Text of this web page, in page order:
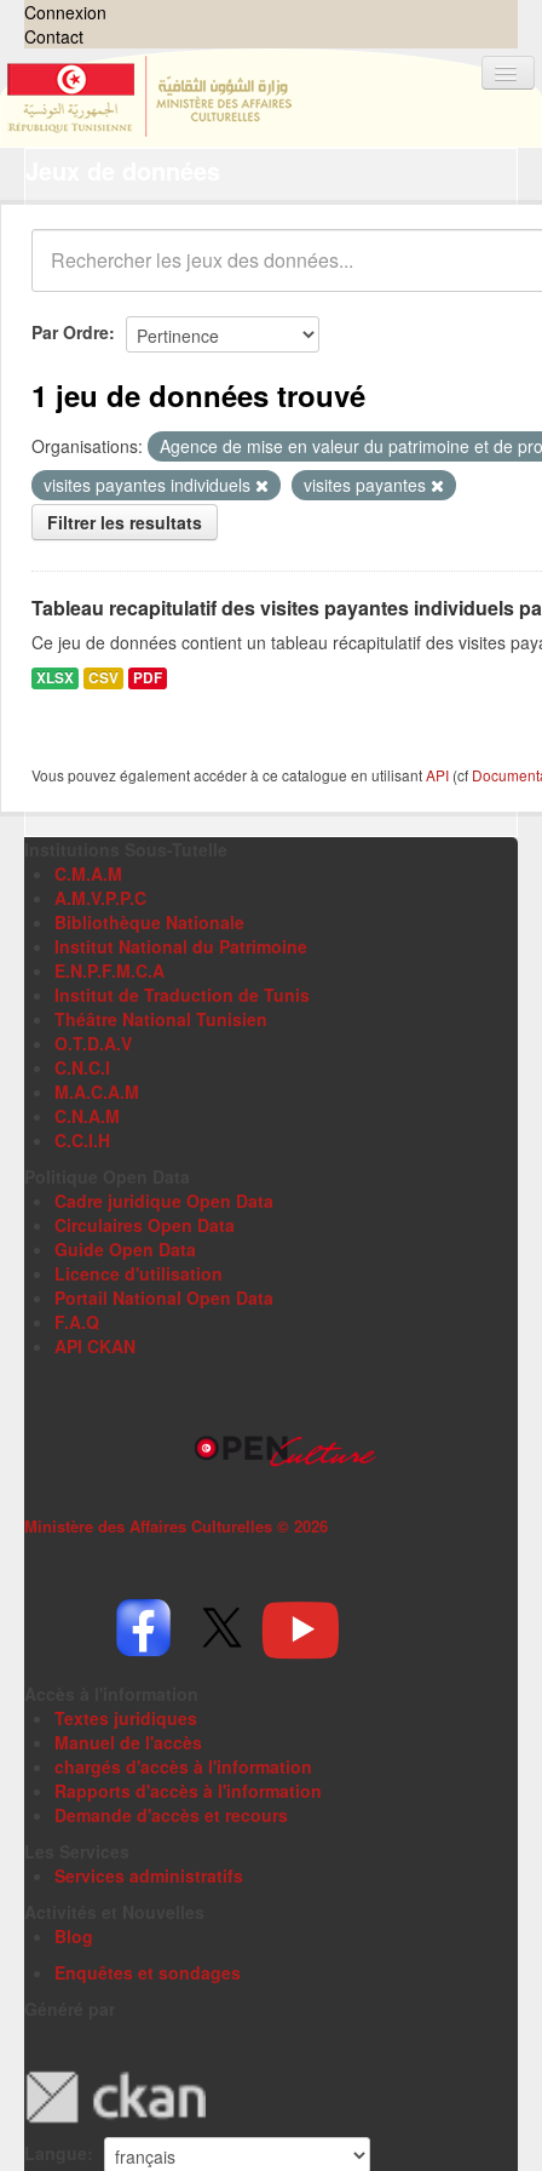
Connexion
Contact
Organisations
Groupes
Demandes 0
À propos
Par Ordre
1 jeu de données trouvé
Organisations:
Agence de mise en valeur du patrimoine et de
visites payantes individuels
visites payantes
Filtrer les resultats
Tableau recapitulatif des visites payantes individuels
Ce jeu de données contient un tableau récapitulatif des visites
XLSX CSV PDF
Vous pouvez également accéder à ce catalogue en utilisantAPI (cf
C.M.A.M
A.M.V.P.P.C
Bibliothèque Nationale
Institut National du Patrimoine
E.N.P.F.M.C.A
Institut de Traduction de Tunis
Théâtre National Tunisien
O.T.D.A.V
C.N.C.I
M.A.C.A.M
C.N.A.M
C.C.I.H
Cadre juridique Open Data
Circulaires Open Data
Guide Open Data
Licence d'utilisation
Portail National Open Data
F.A.Q
API CKAN
Ministère des Affaires Culturelles © 2026
Textes juridiques
Manuel de l'accès
chargés d'accès à l'information
Rapports d'accès à l'information
Demande d'accès et recours
Services administratifs
Blog
Enquêtes et sondages